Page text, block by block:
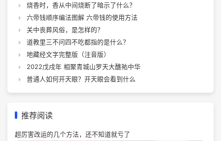
烧香时，香从中间烧断了暗示了什么？
六帝钱顺序编法图解 六帝钱的使用方法
关中丧葬风俗，是怎样的？
道教里三不问四不吃都指的是什么？
地藏经文字完整版（注音版）
2022戊戌年 相聚青城山罗天大醮祐中华
普通人如何开天眼？开天眼会看到什么
推荐阅读
超厉害改运的几个方法，还不知道就亏了